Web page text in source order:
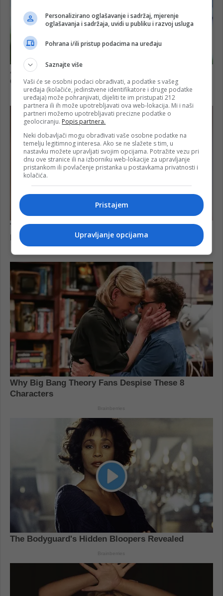
Personalizirano oglašavanje i sadržaj, mjerenje
oglašavanja i sadržaja, uvidi u publiku i razvoj usluga
Pohrana i/ili pristup podacima na uređaju
Saznajte više
Vaši će se osobni podaci obrađivati, a podatke s vašeg
uređaja (kolačiće, jedinstvene identifikatore i druge podatke
uređaja) može pohranjivati, dijeliti te im pristupati 212
partnera ili ih može upotrebljavati ova web-lokacija. Mi i naši
partneri možemo upotrebljavati precizne podatke o
geolociranju. Popis partnera.
Neki dobavljači mogu obrađivati vaše osobne podatke na
temelju legitimnog interesa. Ako se ne slažete s tim, u
nastavku možete upravljati svojim opcijama. Potražite vezu pri
dnu ove stranice ili na izborniku web-lokacije za upravljanje
pristankom ili povlačenje pristanka u postavkama privatnosti i
kolačića.
Pristajem
Upravljanje opcijama